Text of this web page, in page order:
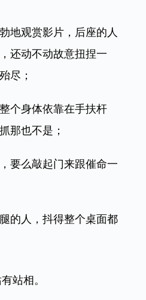
地观赏影片，后座的人
还动不动故意扭捏一
尽；
个身体依靠在手扶杆
那也不是；
要么敲起门来跟催命一
的人，抖得整个桌面都
站相。